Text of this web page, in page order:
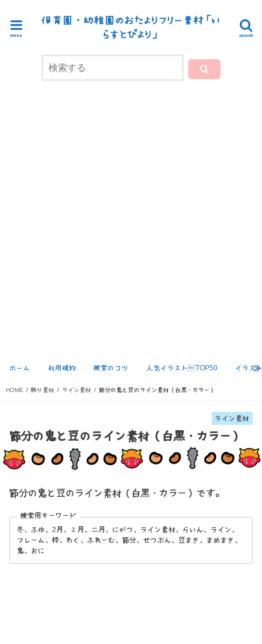
保育園・幼稚園のおたよりフリー素材「い
らすとびより」
search
menu
ホーム 利用規約 検索のコツ 人気イラストTOP50 イラス
HOME 飾り素材 ライン素材 節分の鬼と豆のライン素材（白黒・カラー）
ライン素材
節分の鬼と豆のライン素材（白黒・カラー）
節分の鬼と豆のライン素材（白黒・カラー）です。
冬、ふゆ、2月、２月、二月、にがつ、ライン素材、らいん、ライン、
フレーム、枠、わく、ふれーむ、節分、せつぶん、豆まき、まめまき、
鬼、おに